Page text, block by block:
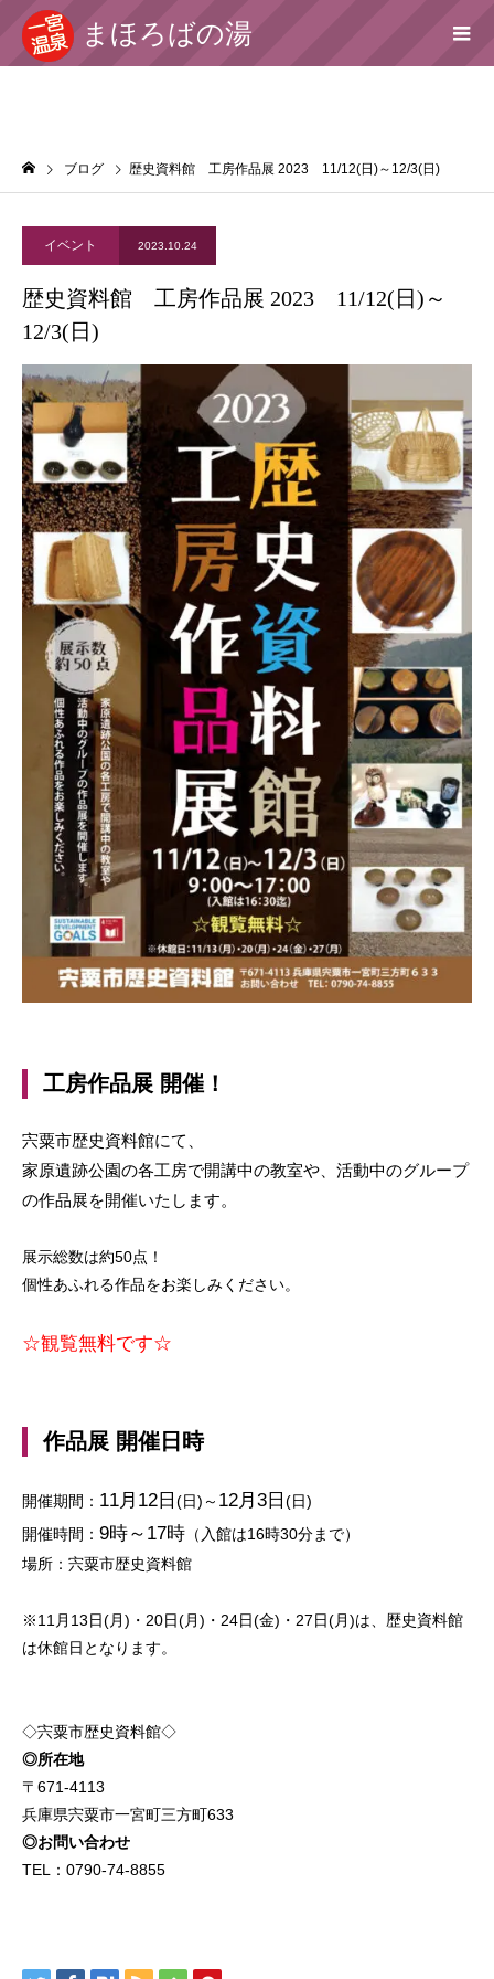
まほろばの湯
ブログ 歴史資料館 工房作品展 2023 11/12(日)～12/3(日)
イベント 2023.10.24
歴史資料館 工房作品展 2023 11/12(日)～
12/3(日)
工房作品展 開催！
宍粟市歴史資料館にて、
家原遺跡公園の各工房で開講中の教室や、活動中のグループ
の作品展を開催いたします。
展示総数は約50点！
個性あふれる作品をお楽しみください。
☆観覧無料です☆
作品展 開催日時
開催期間： 11月12日 (日)～ 12月3日 (日)
開催時間： 9時～17時 （入館は16時30分まで）
場所：宍粟市歴史資料館
※11月13日(月)・20日(月)・24日(金)・27日(月)は、歴史資料館
は休館日となります。
◇宍粟市歴史資料館◇
◎所在地
〒671-4113
兵庫県宍粟市一宮町三方町633
◎お問い合わせ
TEL： 0790-74-8855